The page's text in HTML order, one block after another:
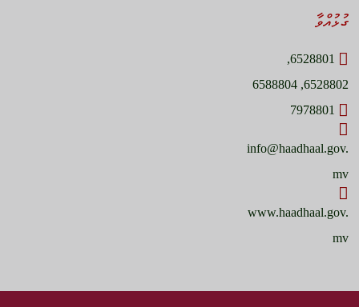
ގުޅުއްވާ
6528801,
6528802, 6588804
info@haadhaal.gov.
mv
www.haadhaal.gov.
mv